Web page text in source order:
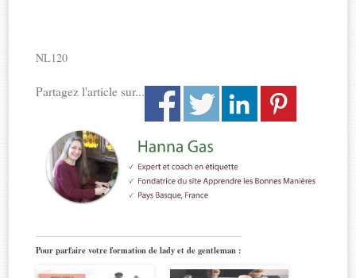
NL120
Partagez l'article sur...
Pour parfaire votre formation de lady et de gentleman :